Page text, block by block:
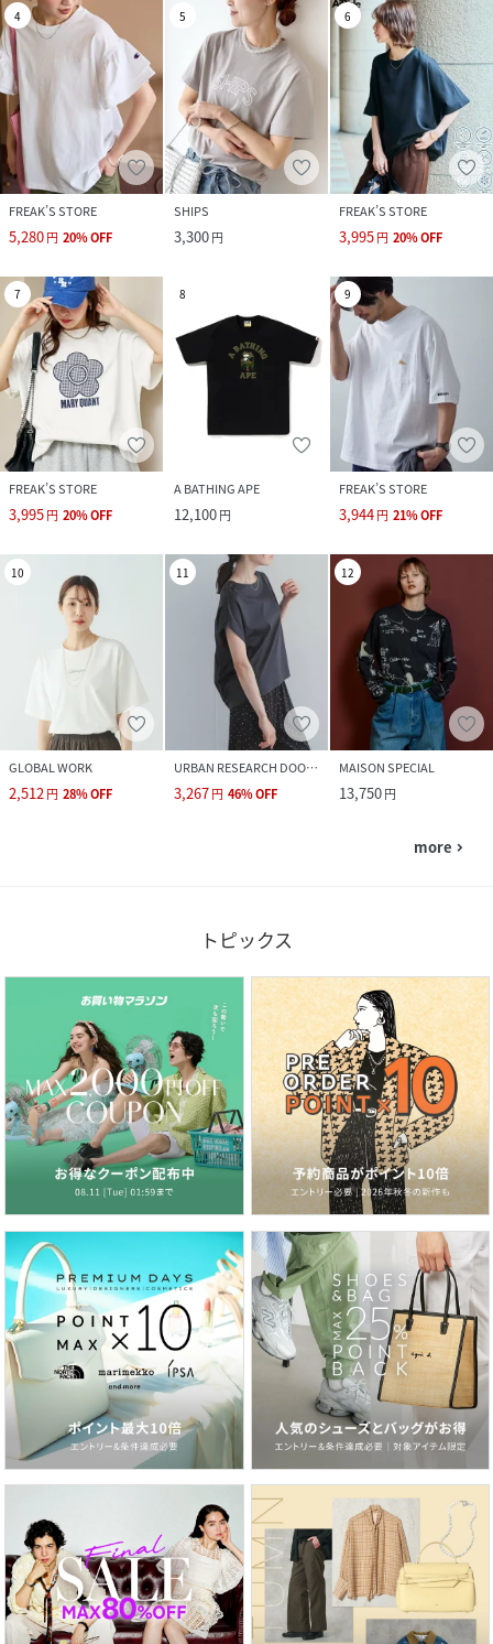
4
FREAK’S STORE
5,280円 20%OFF
5
SHIPS
3,300円
6
FREAK’S STORE
3,995円 20%OFF
7
FREAK’S STORE
3,995円 20%OFF
8
A BATHING APE
12,100円
9
FREAK’S STORE
3,944円 21%OFF
10
GLOBAL WORK
2,512円 28%OFF
11
URBAN RESEARCH DOORS
3,267円 46%OFF
12
MAISON SPECIAL
13,750円
more navigate_next
トピックス